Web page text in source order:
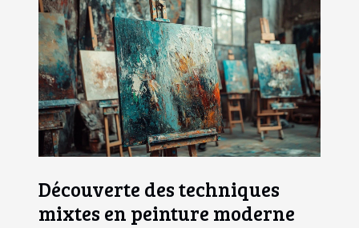
Découverte des techniques
mixtes en peinture moderne